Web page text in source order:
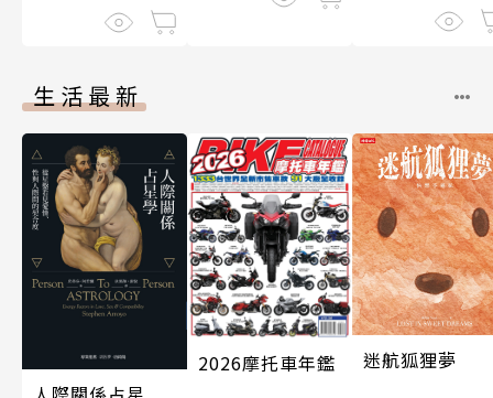
生活最新
2026摩托車年鑑 迷航狐狸夢